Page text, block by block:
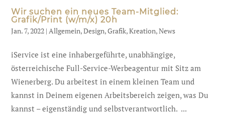
Wir suchen ein neues Team-Mitglied:
Grafik/Print (w/m/x) 20h
Jan. 7, 2022 | Allgemein,Design,Grafik,Kreation,News
iService ist eine inhabergeführte, unabhängige,
österreichische Full-Service-Werbeagentur mit Sitz am
Wienerberg. Du arbeitest in einem kleinen Team und
kannst in Deinem eigenen Arbeitsbereich zeigen, was Du
kannst – eigenständig und selbstverantwortlich. ...